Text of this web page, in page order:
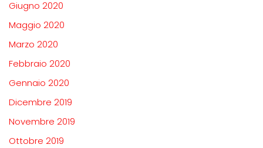
Giugno 2020
Maggio 2020
Marzo 2020
Febbraio 2020
Gennaio 2020
Dicembre 2019
Novembre 2019
Ottobre 2019